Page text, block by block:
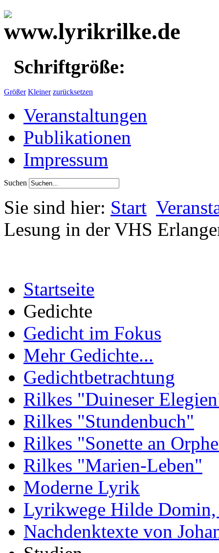
Schriftgröße:
Größer Kleiner zurücksetzen
Veranstaltungen
Publikationen
Impressum
Suchen
Sie sind hier: Start
Lesung in der VHS
Startseite
Gedichte
Gedicht im Fokus
Mehr Gedichte...
Gedichtbetrachtung
Rilkes "Duineser
Rilkes "Stundenbuch"
Rilkes "Sonette an
Rilkes "Marien-Leben"
Moderne Lyrik
Lyrikwege Hilde
Nachdenktexte von